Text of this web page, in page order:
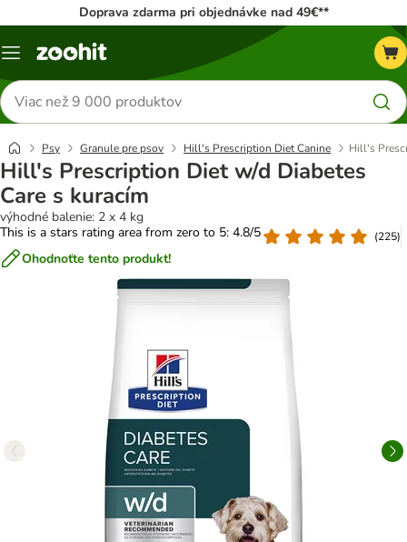
Doprava zdarma pri objednávke nad 49€**
Kategórie
Hľadať
produkty
Psy Granule pre psov Hill's Prescription Diet Canine Hill's
Hill's Prescription Diet w/d Diabetes
Care s kuracím
výhodné balenie: 2 x 4 kg
This is a stars rating area from zero to 5: 4.8/5
(225)
Ohodnoťte tento produkt!